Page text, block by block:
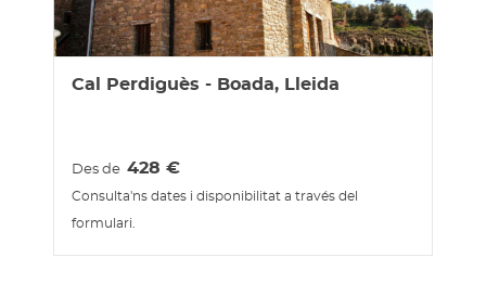
Cal Perdiguès - Boada, Lleida
Des de 428€
Consulta'ns dates i disponibilitat a través del
formulari.